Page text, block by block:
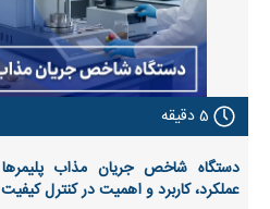
5دقیقه
عملکرد، کاربرد و اهمیت در کنترل کیفیت